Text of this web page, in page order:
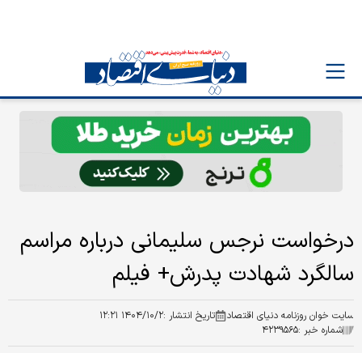
درخواست نرجس سلیمانی درباره مراسم
سالگرد شهادت پدرش+ فیلم
سایت خوان روزنامه دنیای اقتصاد تاریخ انتشار :۱۴۰۴/۱۰/۲ ۱۲:۲۱
شماره خبر :۴۲۳۹۵۶۵